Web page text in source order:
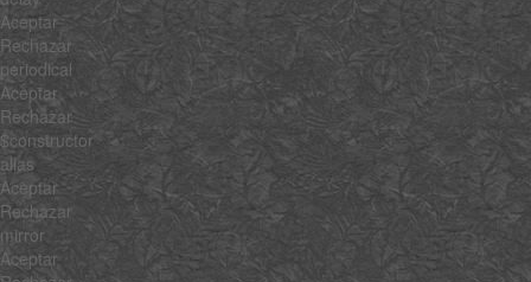
Aceptar
Rechazar
periodical
Aceptar
Rechazar
$constructor
alias
Aceptar
Rechazar
mirror
Aceptar